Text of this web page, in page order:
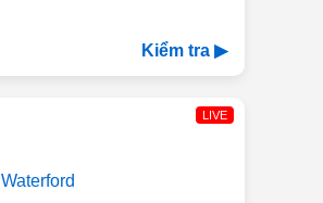
Kiểm tra ▶
LIVE
Waterford